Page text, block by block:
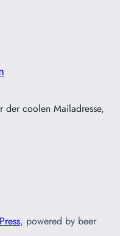
der coolen Mailadresse,
, powered by beer